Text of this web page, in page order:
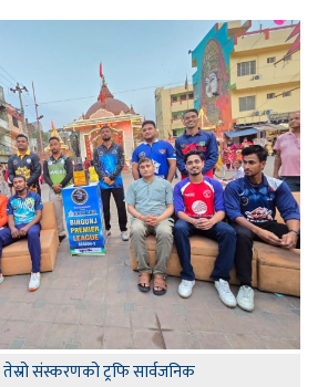
तेस्रो संस्करणको ट्रफि सार्वजनिक